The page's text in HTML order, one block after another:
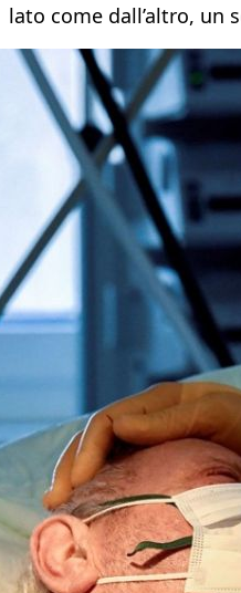
lato come dall’altro, un